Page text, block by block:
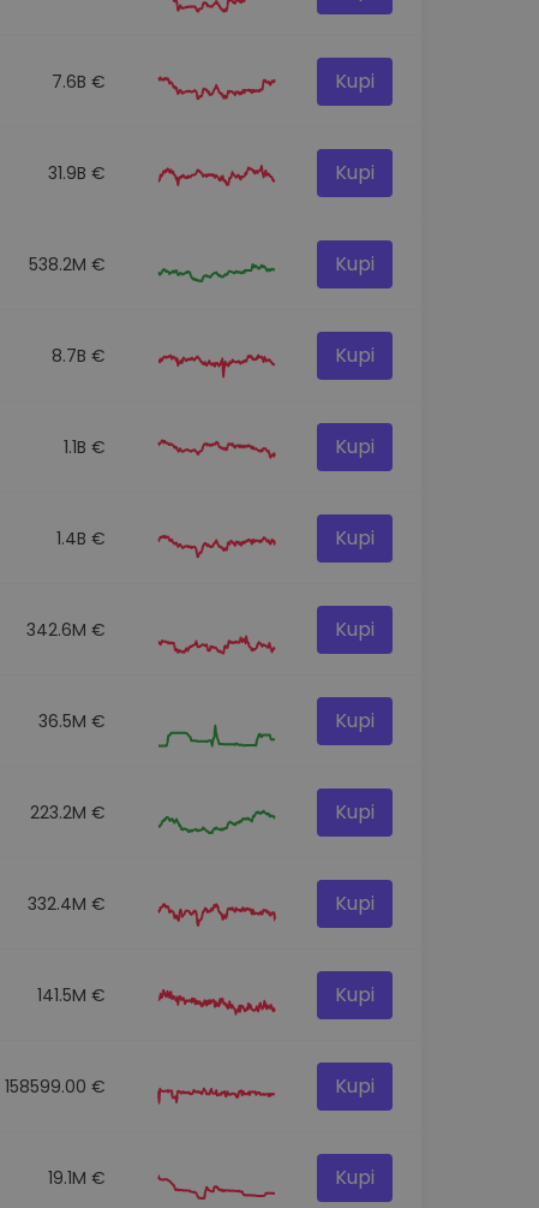
7.6B € Kupi
31.9B € Kupi
538.2M € Kupi
8.7B € Kupi
1.1B € Kupi
1.4B € Kupi
342.6M € Kupi
36.5M € Kupi
223.2M € Kupi
332.4M € Kupi
141.5M € Kupi
158599.00 € Kupi
19.1M € Kupi